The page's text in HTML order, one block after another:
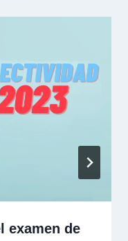
examen de